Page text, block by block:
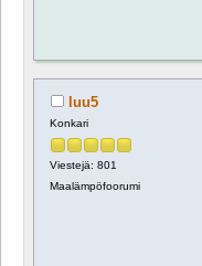
luu5
Konkari
Viestejä: 801
Maalämpöfoorumi